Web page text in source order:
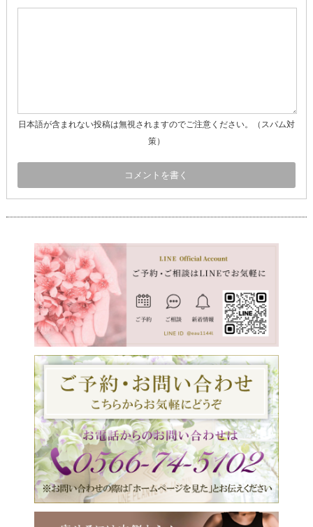
日本語が含まれない投稿は無視されますのでご注意ください。（スパム対
策）